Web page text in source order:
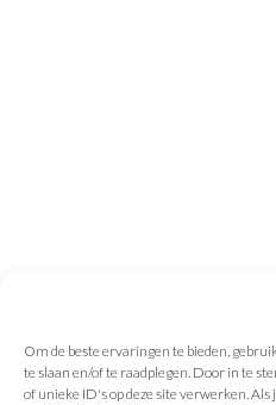
Om de beste ervaringen te bieden,
te slaan en/of te raadplegen. Door in te
of unieke ID's op deze site verwerken.